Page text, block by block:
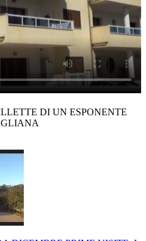
DI UN ESPONENTE